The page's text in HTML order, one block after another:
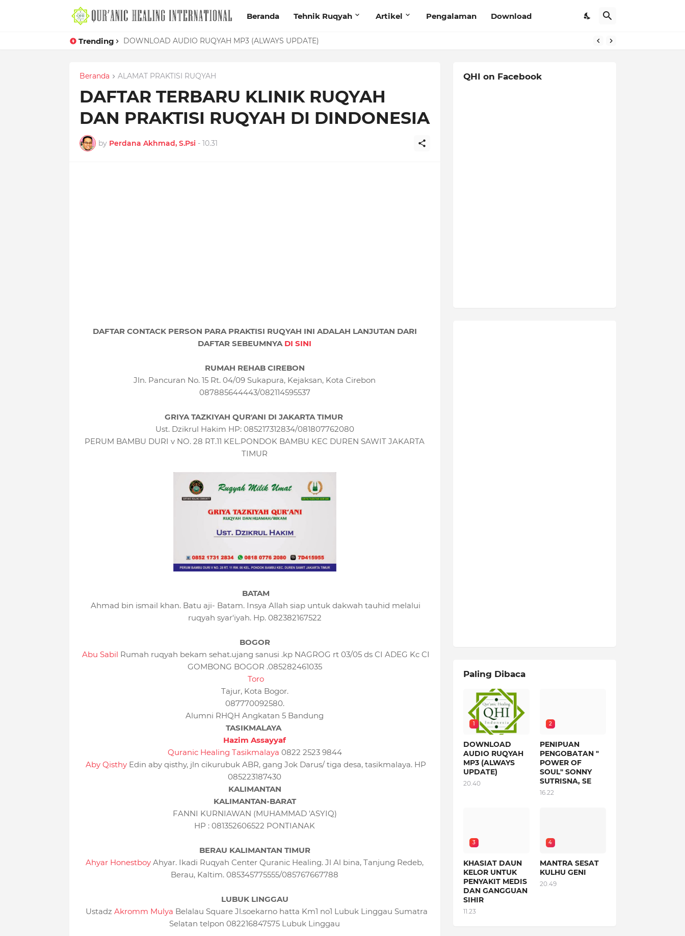
Beranda Tehnik Ruqyah Artikel Pengalaman Download
Trending Mudahnya Memelet Seorang Wanita Lewat Foto di Facebook
Beranda ALAMAT PRAKTISI RUQYAH
DAFTAR TERBARU KLINIK RUQYAH
DAN PRAKTISI RUQYAH DI DINDONESIA
by Perdana Akhmad, S.Psi - 10.31
DAFTAR CONTACK PERSON PARA PRAKTISI RUQYAH INI ADALAH LANJUTAN DARI
DAFTAR SEBEUMNYA DI SINI
RUMAH REHAB CIREBON
Jln. Pancuran No. 15 Rt. 04/09 Sukapura, Kejaksan, Kota Cirebon
087885644443/082114595537
GRIYA TAZKIYAH QUR'ANI DI JAKARTA TIMUR
Ust. Dzikrul Hakim HP: 085217312834/081807762080
PERUM BAMBU DURI v NO. 28 RT.11 KEL.PONDOK BAMBU KEC DUREN SAWIT JAKARTA
TIMUR
BATAM
Ahmad bin ismail khan. Batu aji- Batam. Insya Allah siap untuk dakwah tauhid melalui
ruqyah syar'iyah. Hp. 082382167522
BOGOR
Abu Sabil Rumah ruqyah bekam sehat.ujang sanusi .kp NAGROG rt 03/05 ds CI ADEG Kc CI
GOMBONG BOGOR .085282461035
Toro
Tajur, Kota Bogor.
087770092580.
Alumni RHQH Angkatan 5 Bandung
TASIKMALAYA
Hazim Assayyaf
Quranic Healing Tasikmalaya 0822 2523 9844
Aby Qisthy Edin aby qisthy, jln cikurubuk ABR, gang Jok Darus/ tiga desa, tasikmalaya. HP
085223187430
KALIMANTAN
KALIMANTAN-BARAT
FANNI KURNIAWAN (MUHAMMAD 'ASYIQ)
HP : 081352606522 PONTIANAK
BERAU KALIMANTAN TIMUR
Ahyar Honestboy Ahyar. Ikadi Ruqyah Center Quranic Healing. Jl Al bina, Tanjung Redeb,
Berau, Kaltim. 085345775555/085767667788
LUBUK LINGGAU
Ustadz Akromm Mulya Belalau Square Jl.soekarno hatta Km1 no1 Lubuk Linggau Sumatra
Selatan telpon 082216847575 Lubuk Linggau
QHI on Facebook
Paling Dibaca
1
DOWNLOAD
AUDIO RUQYAH
MP3 (ALWAYS
UPDATE)
20.40
2
PENIPUAN
PENGOBATAN "
POWER OF
SOUL" SONNY
SUTRISNA, SE
16.22
3
KHASIAT DAUN
KELOR UNTUK
PENYAKIT MEDIS
DAN GANGGUAN
SIHIR
11.23
4
MANTRA SESAT
KULHU GENI
20.49